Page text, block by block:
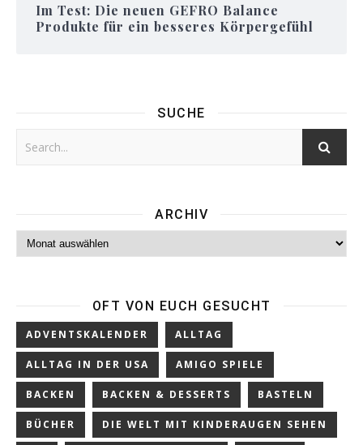
Im Test: Die neuen GEFRO Balance
Produkte für ein besseres Körpergefühl
SUCHE
ARCHIV
Archiv
OFT VON EUCH GESUCHT
ADVENTSKALENDER ALLTAG
ALLTAG IN DER USA AMIGO SPIELE
BACKEN BACKEN & DESSERTS BASTELN
BÜCHER DIE WELT MIT KINDERAUGEN SEHEN